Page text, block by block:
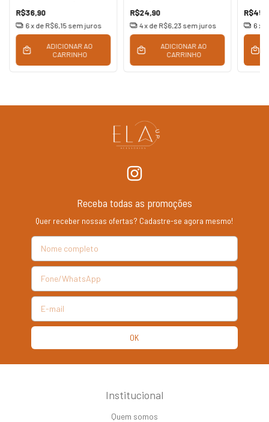
R$36,90
6x de R$6,15 sem juros
ADICIONAR AO
CARRINHO
R$24,90
4x de R$6,23 sem juros
ADICIONAR AO
CARRINHO
6 x
Receba todas as promoções
Quer receber nossas ofertas? Cadastre-se agora mesmo!
Institucional
Quem somos